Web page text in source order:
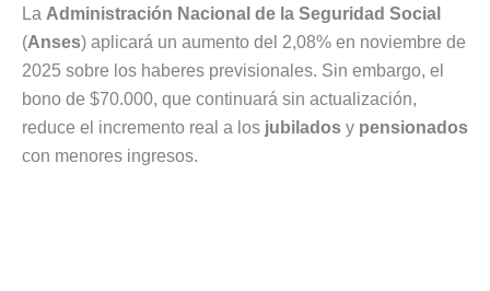
La Administración Nacional de la Seguridad Social
(Anses) aplicará un aumento del 2,08% en noviembre de
2025 sobre los haberes previsionales. Sin embargo, el
bono de $70.000, que continuará sin actualización,
reduce el incremento real a los jubilados y pensionados
con menores ingresos.